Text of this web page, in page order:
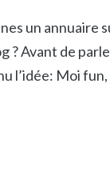
un
? Avant de
l’idée: Moi